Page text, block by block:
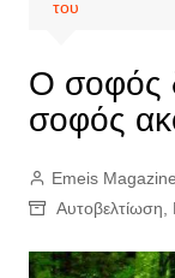
του
Ο σοφός
σοφός
Emeis Magazine
Αυτοβελτίωση